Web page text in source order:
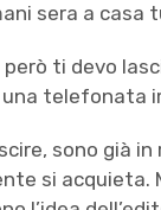
sera a casa
ti devo
telefonata
sono già in
si acquieta.